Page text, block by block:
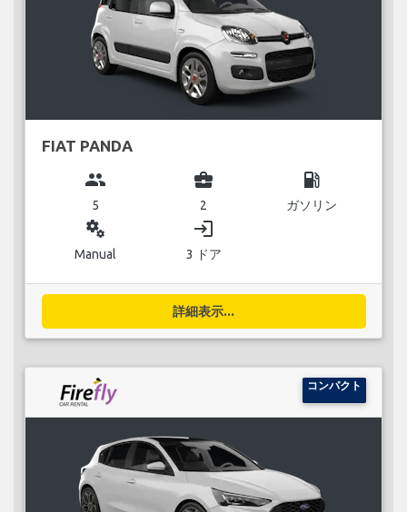
FIAT PANDA
group
5
business_center
2
local_gas_station
ガソリン
miscellaneous_services
Manual
login
3 ドア
詳細表示...
コンパクト